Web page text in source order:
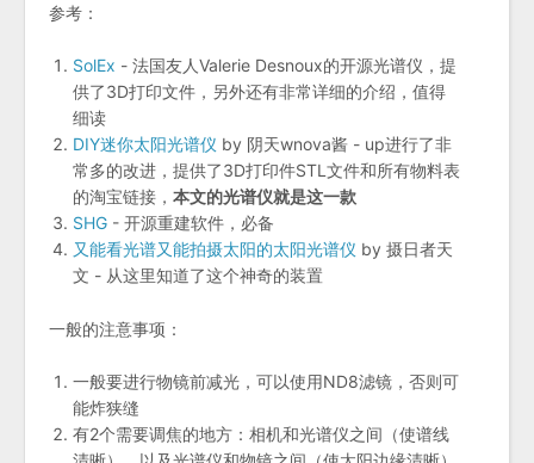
参考：
SolEx - 法国友人Valerie Desnoux的开源光谱仪，提
供了3D打印文件，另外还有非常详细的介绍，值得
细读
DIY迷你太阳光谱仪 by 阴天wnova酱 - up进行了非
常多的改进，提供了3D打印件STL文件和所有物料表
的淘宝链接， 本文的光谱仪就是这一款
SHG - 开源重建软件，必备
又能看光谱又能拍摄太阳的太阳光谱仪 by 摄日者天
文 - 从这里知道了这个神奇的装置
一般的注意事项：
一般要进行物镜前减光，可以使用ND8滤镜，否则可
能炸狭缝
有2个需要调焦的地方：相机和光谱仪之间（使谱线